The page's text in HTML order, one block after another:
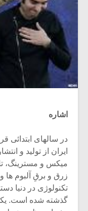
اشاره
در سالهای ابتدائی
ایران از تولید و
میکس و مسترینگ، تا
زرق و برقِ آلبوم
تکنولوژی در دنیا
گذشته شده است.